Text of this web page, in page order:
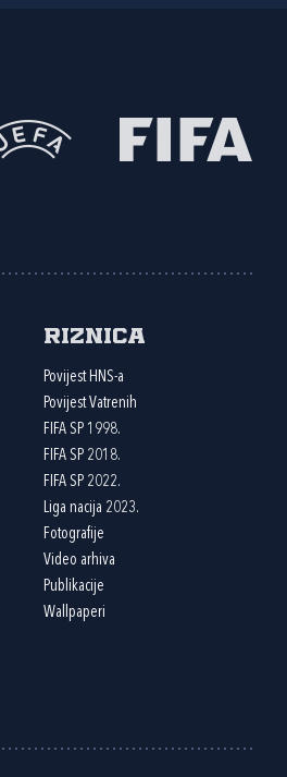
Riznica
Povijest HNS-a
Povijest Vatrenih
FIFA SP 1998.
FIFA SP 2018.
FIFA SP 2022.
Liga nacija 2023.
Fotografije
Video arhiva
Publikacije
Wallpaperi